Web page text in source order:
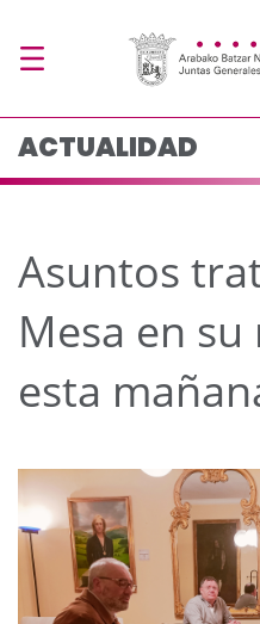
Asuntos
ACTUALIDAD
Asuntos
Mesa en
esta